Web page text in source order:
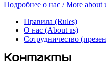
Подробнее о нас / More about
Правила (Rules)
О нас (About us)
Сотрудничество
Контакты